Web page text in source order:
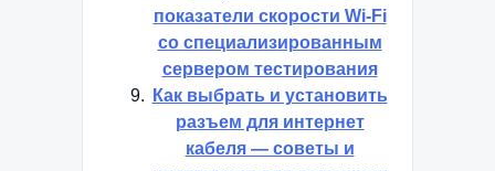
показатели скорости Wi-Fi
со специализированным
сервером тестирования
Как выбрать и установить
разъем для интернет
кабеля — советы и